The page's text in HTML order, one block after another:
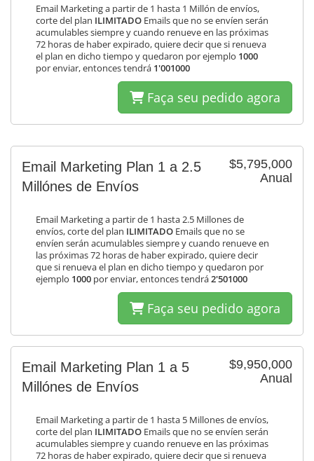
Email Marketing a partir de 1 hasta 1 Millón de envíos,
corte del plan ILIMITADO Emails que no se envíen serán
acumulables siempre y cuando renueve en las próximas
72 horas de haber expirado, quiere decir que si renueva
el plan en dicho tiempo y quedaron por ejemplo 1000
por enviar, entonces tendrá 1'001000
Faça seu pedido agora
$5,795,000
Anual
Email Marketing Plan 1 a 2.5
Millónes de Envíos
Email Marketing a partir de 1 hasta 2.5 Millones de
envíos, corte del plan ILIMITADO Emails que no se
envíen serán acumulables siempre y cuando renueve en
las próximas 72 horas de haber expirado, quiere decir
que si renueva el plan en dicho tiempo y quedaron por
ejemplo 1000 por enviar, entonces tendrá2'501000
Faça seu pedido agora
$9,950,000
Anual
Email Marketing Plan 1 a 5
Millónes de Envíos
Email Marketing a partir de 1 hasta 5 Millones de envíos,
corte del plan ILIMITADO Emails que no se envíen serán
acumulables siempre y cuando renueve en las próximas
72 horas de haber expirado, quiere decir que si renueva